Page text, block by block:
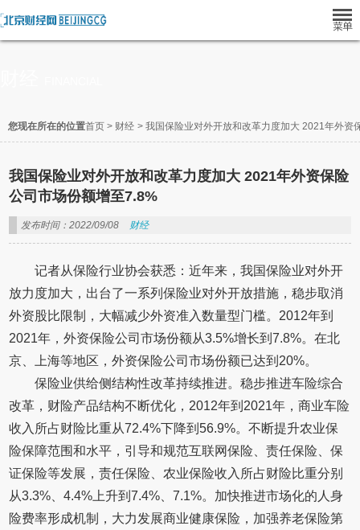
您现在所在的位置首页 > 财经 > 我国保险业对外开放和改革力度加大 2021年外资
我国保险业对外开放和改革力度加大 2021年外资保险
公司市场份额增至7.8%
发布时间：2022/09/08 财经
记者从保险行业协会获悉：近年来，我国保险业对外开
放力度加大，出台了一系列保险业对外开放措施，稳步取消
外资股比限制，大幅减少外资准入数量型门槛。2012年到
2021年，外资保险公司市场份额从3.5%增长到7.8%。在北
京、上海等地区，外资保险公司市场份额已达到20%。
保险业供给侧结构性改革持续推进。稳步推进车险综合
改革，财险产品结构不断优化，2012年到2021年，商业车险
收入所占财险比重从72.4%下降到56.9%。不断提升农业保
险保障范围和水平，引导和规范互联网保险、责任保险、保
证保险等发展，责任保险、农业保险收入所占财险比重分别
从3.3%、4.4%上升到7.4%、7.1%。加快推进市场化的人身
险费率形成机制，大力发展商业健康保险，加强养老保险第